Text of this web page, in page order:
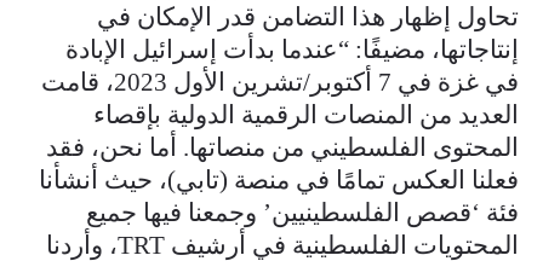
تحاول إظهار هذا التضامن قدر الإمكان في
إنتاجاتها، مضيفًا: “عندما بدأت إسرائيل الإبادة
في غزة في 7 أكتوبر/تشرين الأول 2023، قامت
العديد من المنصات الرقمية الدولية بإقصاء
المحتوى الفلسطيني من منصاتها. أما نحن، فقد
فعلنا العكس تمامًا في منصة (تابي)، حيث أنشأنا
فئة ‘قصص الفلسطينيين’ وجمعنا فيها جميع
المحتويات الفلسطينية في أرشيف TRT، وأردنا